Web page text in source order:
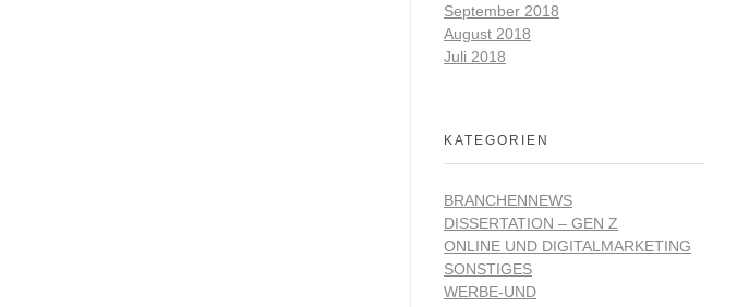
September 2018
August 2018
Juli 2018
KATEGORIEN
BRANCHENNEWS
DISSERTATION – GEN Z
ONLINE UND DIGITALMARKETING
SONSTIGES
WERBE-UND